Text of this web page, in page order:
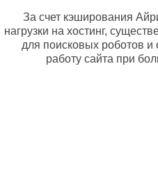
За счет кэширования
нагрузки на хостинг,
для поисковых роботов и
работу сайта при